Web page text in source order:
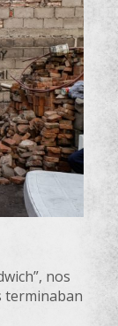
nos
terminaban